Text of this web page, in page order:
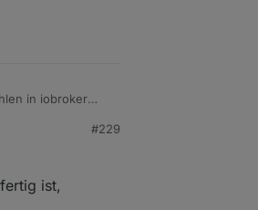
in iobroker
#229
ist,